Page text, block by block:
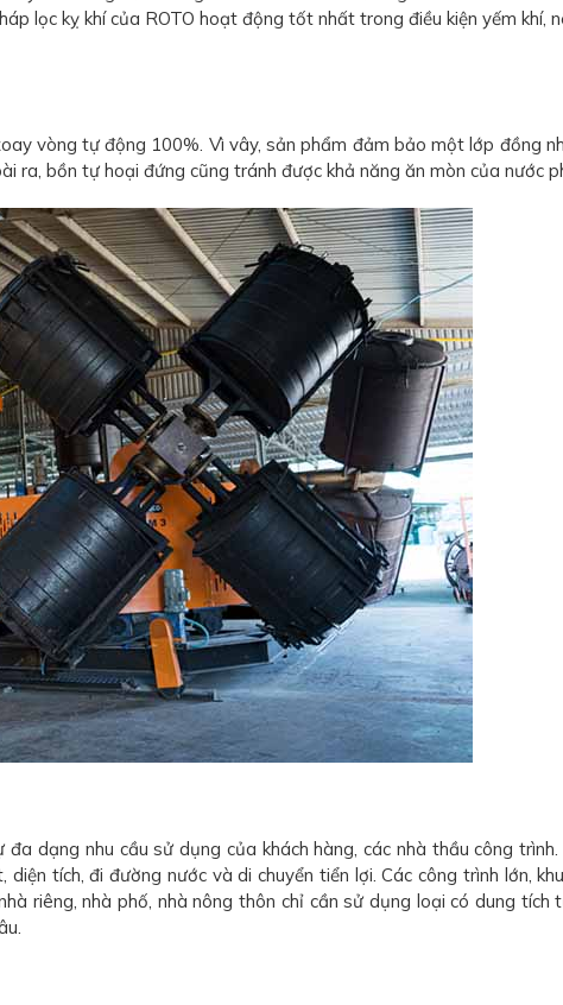
lọc kỵ khí của ROTO hoạt động tốt nhất trong điều kiện yếm khí,
vòng tự động 100%. Vì vây, sản phẩm đảm bảo một lớp đồng
ra, bồn tự hoại đứng cũng tránh được khả năng ăn mòn của nước
đa dạng nhu cầu sử dụng của khách hàng, các nhà thầu công
tích, đi đường nước và di chuyển tiển lợi. Các công trình lớn,
riêng, nhà phố, nhà nông thôn chỉ cần sử dụng loại có dung tích